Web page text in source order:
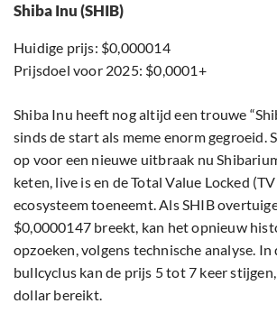
Shiba Inu (SHIB)
Huidige prijs: $0,000014
Prijsdoel voor 2025: $0,0001+
Shiba Inu heeft nog altijd een trouwe
sinds de start als meme enorm gegroeid.
op voor een nieuwe uitbraak nu
keten, live is en de Total Value Locked
ecosysteem toeneemt. Als SHIB
$0,0000147 breekt, kan het opnieuw
opzoeken, volgens technische analyse. In
bullcyclus kan de prijs 5 tot 7 keer
dollar bereikt.